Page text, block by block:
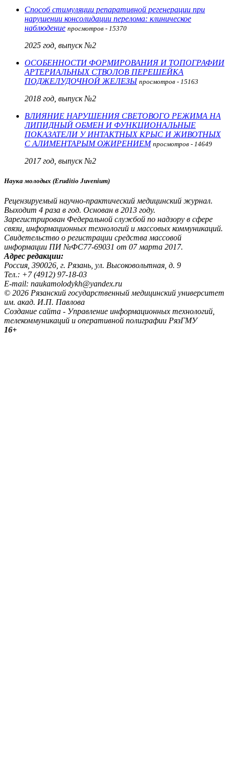
Способ стимуляции репаративной регенерации при
нарушении консолидации перелома: клиническое
наблюдение просмотров - 15370
2025 год, выпуск №2
ОСОБЕННОСТИ ФОРМИРОВАНИЯ И ТОПОГРАФИИ
АРТЕРИАЛЬНЫХ СТВОЛОВ ПЕРЕШЕЙКА
ПОДЖЕЛУДОЧНОЙ ЖЕЛЕЗЫ просмотров - 15163
2018 год, выпуск №2
ВЛИЯНИЕ НАРУШЕНИЯ СВЕТОВОГО РЕЖИМА НА
ЛИПИДНЫЙ ОБМЕН И ФУНКЦИОНАЛЬНЫЕ
ПОКАЗАТЕЛИ У ИНТАКТНЫХ КРЫС И ЖИВОТНЫХ
С АЛИМЕНТАРЫМ ОЖИРЕНИЕМ просмотров - 14649
2017 год, выпуск №2
Наука молодых (Eruditio Juvenium)
Рецензируемый научно-практический медицинский журнал.
Выходит 4 раза в год. Основан в 2013 году.
Зарегистрирован Федеральной службой по надзору в сфере
связи, информационных технологий и массовых коммуникаций.
Свидетельство о регистрации средства массовой
информации ПИ №ФС77-69031 от 07 марта 2017.
Адрес редакции:
Россия, 390026, г. Рязань, ул. Высоковольтная, д. 9
Тел.: +7 (4912) 97-18-03
E-mail: naukamolodykh@yandex.ru
© 2026 Рязанский государственный медицинский университет
им. акад. И.П. Павлова
Создание сайта - Управление информационных технологий,
телекоммуникаций и оперативной полиграфии РязГМУ
16+